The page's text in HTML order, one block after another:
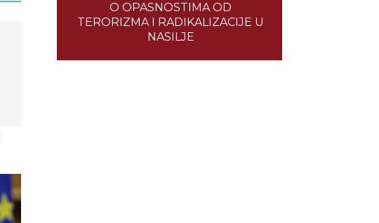
O OPASNOSTIMA OD
TERORIZMA I RADIKALIZACIJE U
NASILJE